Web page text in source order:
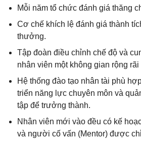
Mỗi năm tổ chức đánh giá thăng
Cơ chế khích lệ đánh giá thành
thưởng.
Tập đoàn điều chỉnh chế độ và
nhân viên một không gian rộng rãi
Hệ thống đào tạo nhân tài phù
triển năng lực chuyên môn và
tập để trưởng thành.
Nhân viên mới vào đều có kế
và người cố vấn (Mentor) được